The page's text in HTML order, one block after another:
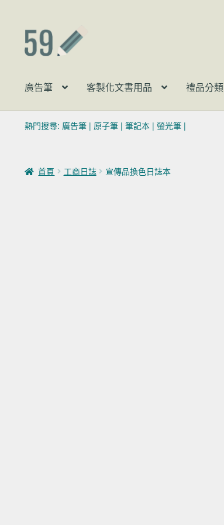
跳至導覽列
跳至主要內容
廣告筆 客製化文書用品 禮品分類
熱門搜尋: 廣告筆| 原子筆| 筆記本| 螢光筆|
首頁 工商日誌 宣傳品換色日誌本